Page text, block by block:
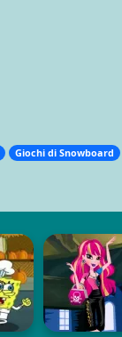
Giochi di Snowboard